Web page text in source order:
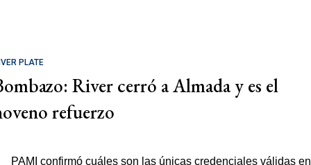
PLATE
River cerró a Almada y es el
refuerzo